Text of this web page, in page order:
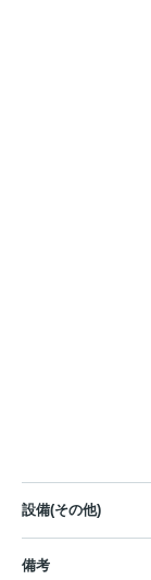
設備(その他)
備考